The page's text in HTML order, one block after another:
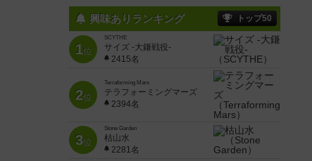
興味ありランキング トップ50
1位
SCYTHE
サイズ -大鎌戦役-
2415名
2位
Terraforming Mars
テラフォーミングマーズ
2394名
3位
Stone Garden
枯山水
2281名